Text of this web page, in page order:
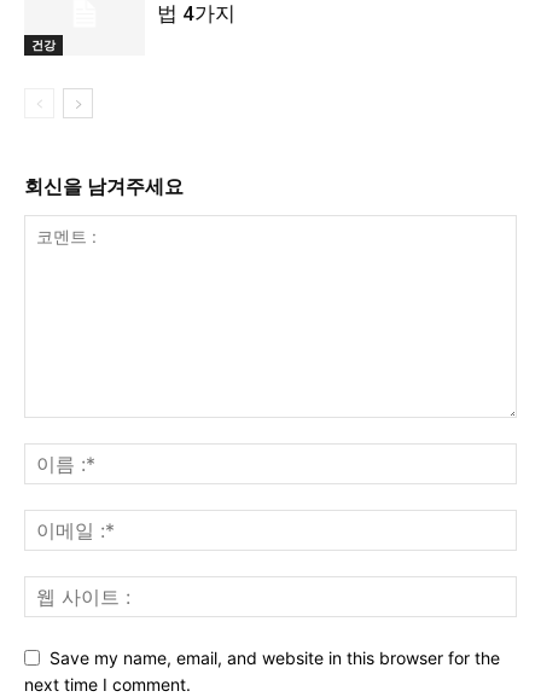
건강
법 4가지
회신을 남겨주세요
Save my name, email, and website in this browser for the
next time I comment.